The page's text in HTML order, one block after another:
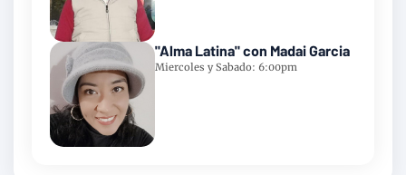
"Alma Latina" con Madai Garcia
Miercoles y Sabado: 6:00pm